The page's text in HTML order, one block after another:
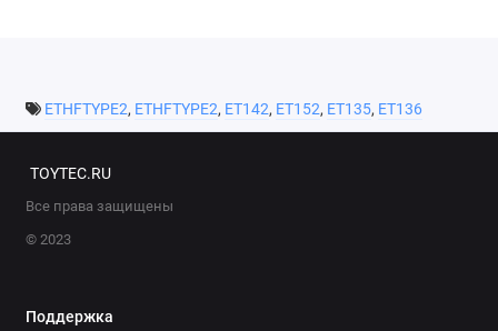
ETHFTYPE2, ETHFTYPE2, ET142, ET152, ET135, ET136
TOYTEC.RU
Все права защищены
© 2023
Поддержка